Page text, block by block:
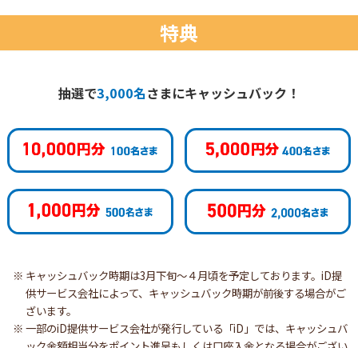
特典
抽選で3,000名さまにキャッシュバック！
キャッシュバック時期は3月下旬～４月頃を予定しております。iD提
供サービス会社によって、キャッシュバック時期が前後する場合がご
ざいます。
一部のiD提供サービス会社が発行している「iD」では、キャッシュバ